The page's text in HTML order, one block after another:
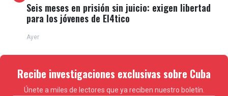
Seis meses en prisión sin juicio: exigen libertad
para los jóvenes de El4tico
Ayer
Recibe investigaciones exclusivas sobre Cuba
Únete a miles de lectores que ya reciben nuestro boletín.